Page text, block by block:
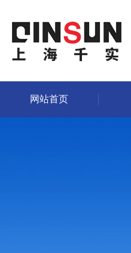
网站首页